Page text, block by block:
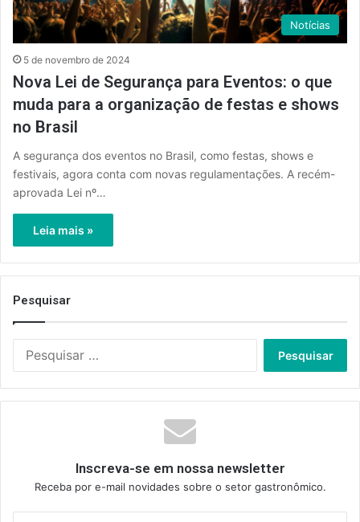
Notícias
5 de novembro de 2024
Nova Lei de Segurança para Eventos: o que
muda para a organização de festas e shows
no Brasil
A segurança dos eventos no Brasil, como festas, shows e
festivais, agora conta com novas regulamentações. A recém-
aprovada Lei nº…
Leia mais »
Pesquisar
Inscreva-se em nossa newsletter
Receba por e-mail novidades sobre o setor gastronômico.